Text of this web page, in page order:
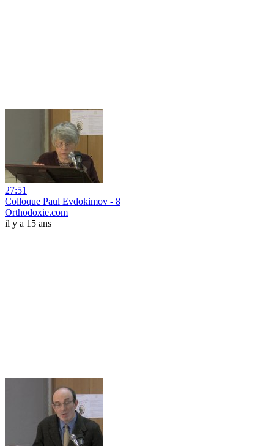
27:51
Colloque Paul Evdokimov - 8
Orthodoxie.com
il y a 15 ans